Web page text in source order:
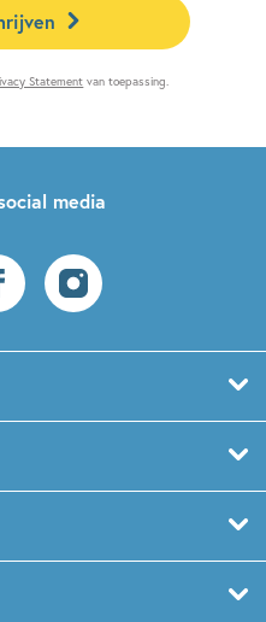
Statement van toepassing.
media